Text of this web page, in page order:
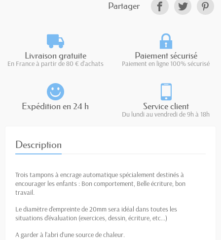
Partager
Livraison gratuite
En France à partir de 80 € d'achats
Paiement sécurisé
Paiement en ligne 100% sécurisé
Expédition en 24 h Service client
Du lundi au vendredi de 9h à 18h
Description
Troistampons à encrage automatique spécialement destinés à
encourager les enfants : Bon comportement, Belle écriture, bon
travail.
Le diamètre d'empreinte de 20mm sera idéal dans toutes les
situations d'évaluation (exercices, dessin, écriture, etc…)
A garder à l’abri d’une source de chaleur.